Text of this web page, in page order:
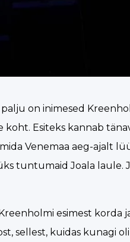
on inimesed
Esiteks kannab
Venemaa aeg-ajalt
tuntumaid Joala laule.
esimest korda
sellest, kuidas kunagi